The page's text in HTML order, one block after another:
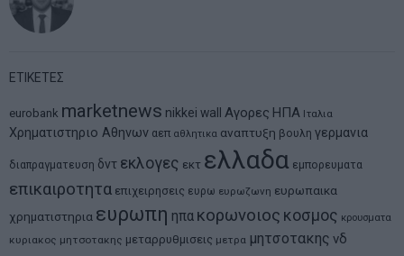
ΕΤΙΚΕΤΕΣ
eurobank marketnews nikkei wall Αγορες ΗΠΑ Ιταλια
Χρηματιστηριο Αθηνων αεπ αθλητικα αναπτυξη βουλη γερμανια
διαπραγματευση δντ εκλογες εκτ ελλαδα εμπορευματα
επικαιροτητα επιχειρησεις ευρω ευρωζωνη ευρωπαικα
χρηματιστηρια ευρωπη ηπα κορωνοιος κοσμος κρουσματα
κυριακος μητσοτακης μεταρρυθμισεις μετρα μητσοτακης νδ